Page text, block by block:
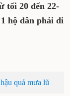
tối 20 đến 22-
hộ dân phải di
quả mưa lũ